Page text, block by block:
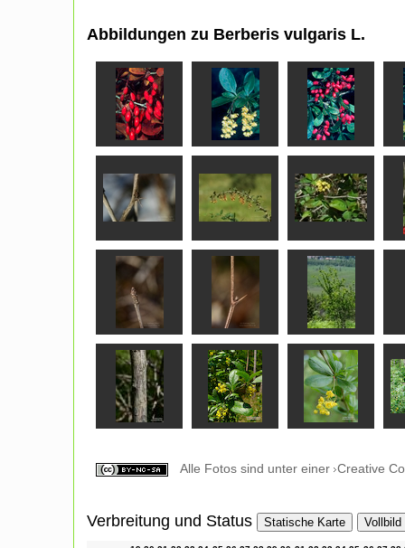
Abbildungen zu Berberis vulgaris L.
Alle Fotos sind unter einer Creative
Verbreitung und Status Statische Karte Vollbild